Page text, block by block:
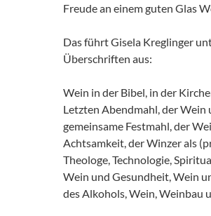
Freude an einem guten Glas
Das führt Gisela Kreglinger
Überschriften aus:
Wein in der Bibel, in der
Letzten Abendmahl, der Wein
gemeinsame Festmahl, der
Achtsamkeit, der Winzer als
Theologe, Technologie,
Wein und Gesundheit, Wein
des Alkohols, Wein, Weinbau